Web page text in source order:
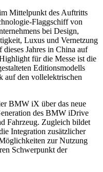
Mittelpunkt des Auftritts
Flaggschiff von
bei Design,
Luxus und Vernetzung
Jahres in China auf
für die Messe ist die
Editionsmodells
auf den vollelektrischen
BMW iX über das neue
des BMW iDrive
Fahrzeug. Zugleich bildet
Integration zusätzlicher
zur Nutzung
Schwerpunkt der